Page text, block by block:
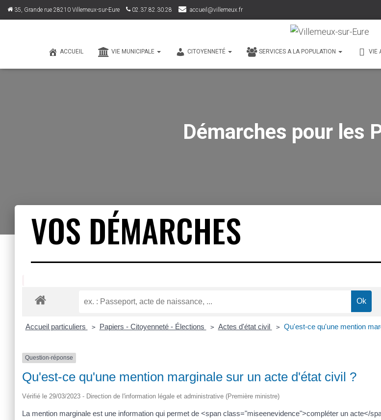
35, Grande rue 28210 Villemeux-sur-Eure 02.37.82.30.28 accueil@villemeux.fr
ACCUEIL VIE MUNICIPALE CITOYENNETÉ SERVICES A LA POPULATION VIE
Démarches pour les
VOS DÉMARCHES
Accueil particuliers > Papiers - Citoyenneté - Élections > Actes d'état civil > Qu'est-ce qu'une mention
Question-réponse
Qu'est-ce qu'une mention marginale sur un acte d'état civil ?
Vérifié le 29/03/2023 - Direction de l'information légale et administrative (Première ministre)
La mention marginale est une information qui permet de <span class="miseenevidence">compléter un acte</